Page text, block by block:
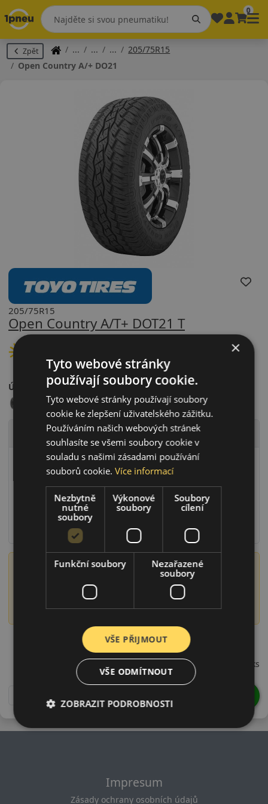
0
Zpět
205/75R15
Open Country A/+ DO21
Open Country A/T+ DOT21 T
205/75R15
Údaje o štítku EPREL:
Technické údaje
Rychlostní index
T (T=190 km/h)
Zátěžový index
97 (97=730kg)
Zesílené provedení (XL)
RunFlat systém
Ochrana ráfku
Význam označení DOT
Číslo DOT obsahuje informaci o době výroby pneumatiky,
konkrétně o roce a týdnu výroby. Například DOT 1522
označuje pneumatiku vyrobenou ve 15. týdnu roku 2022.
20575R15TOPAD21
/ks
Impresum
Zásady ochrany osobních údajů
×
Tyto webové stránky
používají soubory cookie.
Tyto webové stránky používají soubory
cookie ke zlepšení uživatelského zážitku.
Používáním našich webových stránek
souhlasíte se všemi soubory cookie v
souladu s našimi zásadami používání
souborů cookie.Více informací
Nezbytně
nutné
soubory
Výkonové
soubory
Soubory
cílení
Funkční soubory
Nezařazené
soubory
VŠE PŘIJMOUT
VŠE ODMÍTNOUT
ZOBRAZIT PODROBNOSTI